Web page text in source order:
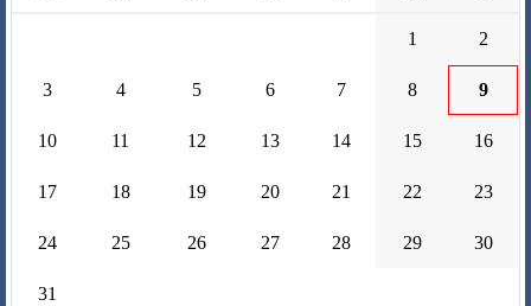
1 2
3 4 5 6 7 8 9
10 11 12 13 14 15 16
17 18 19 20 21 22 23
24 25 26 27 28 29 30
31